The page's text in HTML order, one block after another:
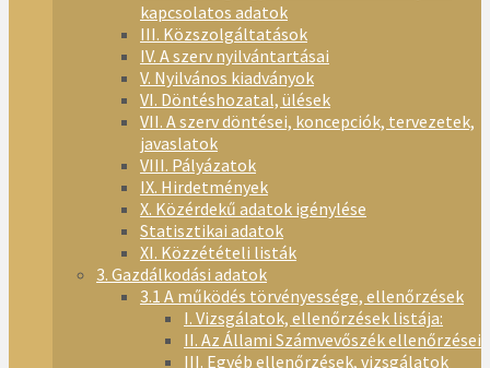
kapcsolatos adatok
III. Közszolgáltatások
IV. A szerv nyilvántartásai
V. Nyilvános kiadványok
VI. Döntéshozatal, ülések
VII. A szerv döntései, koncepciók, tervezetek,
javaslatok
VIII. Pályázatok
IX. Hirdetmények
X. Közérdekű adatok igénylése
Statisztikai adatok
XI. Közzétételi listák
3. Gazdálkodási adatok
3.1 A működés törvényessége, ellenőrzések
I. Vizsgálatok, ellenőrzések listája:
II. Az Állami Számvevőszék ellenőrzései
III. Egyéb ellenőrzések, vizsgálatok